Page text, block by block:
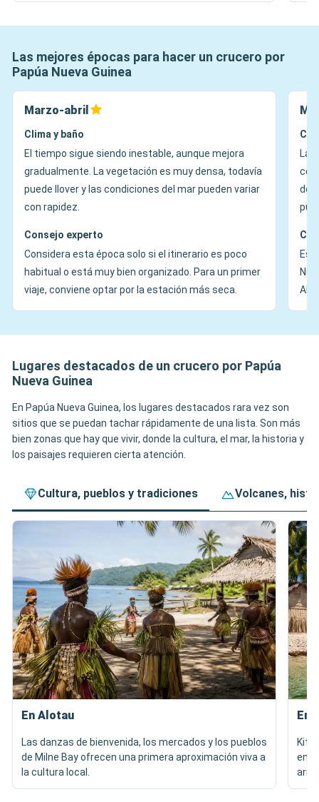
Las mejores épocas para hacer un crucero por
Papúa Nueva Guinea
Marzo-abril
Clima y baño
El tiempo sigue siendo inestable, aunque mejora
gradualmente. La vegetación es muy densa, todavía
puede llover y las condiciones del mar pueden variar
con rapidez.
Consejo experto
Considera esta época solo si el itinerario es poco
habitual o está muy bien organizado. Para un primer
viaje, conviene optar por la estación más seca.
La
Es
Lugares destacados de un crucero por Papúa
Nueva Guinea
En Papúa Nueva Guinea, los lugares destacados rara vez son
sitios que se puedan tachar rápidamente de una lista. Son más
bien zonas que hay que vivir, donde la cultura, el mar, la historia y
los paisajes requieren cierta atención.
Cultura, pueblos y tradiciones Volcanes,
En Alotau
Las danzas de bienvenida, los mercados y los pueblos
de Milne Bay ofrecen una primera aproximación viva a
la cultura local.
En
en